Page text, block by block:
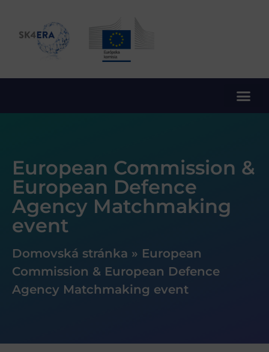
European Commission &
European Defence
Agency Matchmaking
event
Domovská stránka » European
Commission & European Defence
Agency Matchmaking event